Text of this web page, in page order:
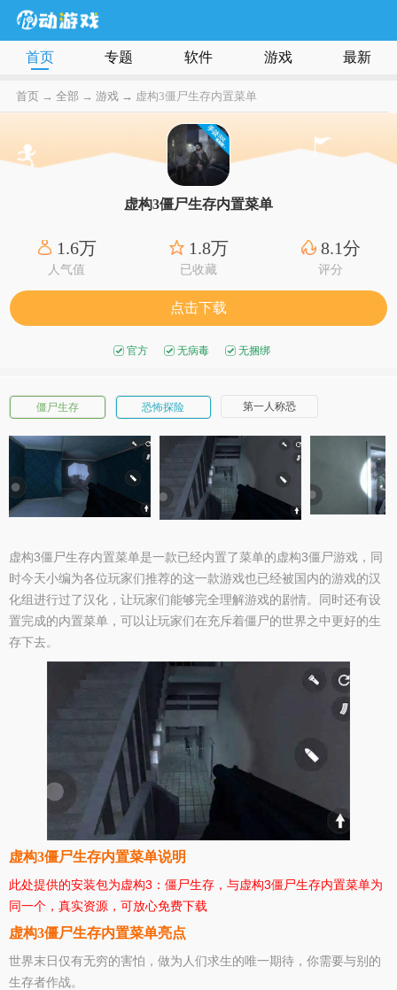
首页 专题 软件 游戏 最新
首页→ 全部 → 游戏 → 虚构3僵尸生存内置菜单
虚构3僵尸生存内置菜单
1.6万
人气值
1.8万
已收藏
8.1分
评分
点击下载
官方 无病毒 无捆绑
僵尸生存 恐怖探险 第一人称恐
虚构3僵尸生存内置菜单是一款已经内置了菜单的虚构3僵尸游戏，同
时今天小编为各位玩家们推荐的这一款游戏也已经被国内的游戏的汉
化组进行过了汉化，让玩家们能够完全理解游戏的剧情。同时还有设
置完成的内置菜单，可以让玩家们在充斥着僵尸的世界之中更好的生
存下去。
虚构3僵尸生存内置菜单说明
此处提供的安装包为虚构3：僵尸生存，与虚构3僵尸生存内置菜单为
同一个，真实资源，可放心免费下载
虚构3僵尸生存内置菜单亮点
世界末日仅有无穷的害怕，做为人们求生的唯一期待，你需要与别的
生存者作战。